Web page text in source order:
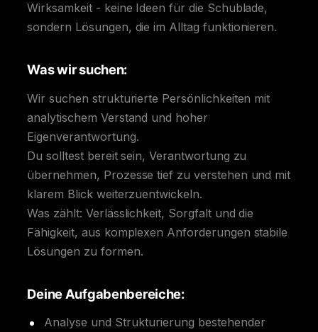
Wirksamkeit - keine Ideen für die Schublade,
sondern Lösungen, die im Alltag funktionieren.
Was wir suchen:
Wir suchen strukturierte Persönlichkeiten mit
analytischem Verstand und hoher
Eigenverantwortung.
Du solltest bereit sein, Verantwortung zu
übernehmen, Prozesse tief zu verstehen und mit
klarem Blick weiterzuentwickeln.
Was zählt: Verlässlichkeit, Sorgfalt und die
Fähigkeit, aus komplexen Anforderungen stabile
Lösungen zu formen.
Deine Aufgabenbereiche:
Analyse und Strukturierung bestehender